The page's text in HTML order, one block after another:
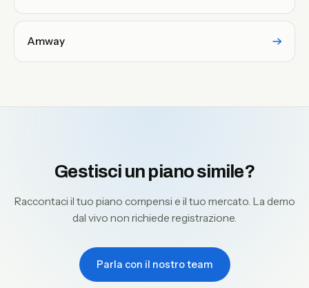
Amway
Gestisci un piano simile?
Raccontaci il tuo piano compensi e il tuo mercato. La demo
dal vivo non richiede registrazione.
Parla con il nostro team